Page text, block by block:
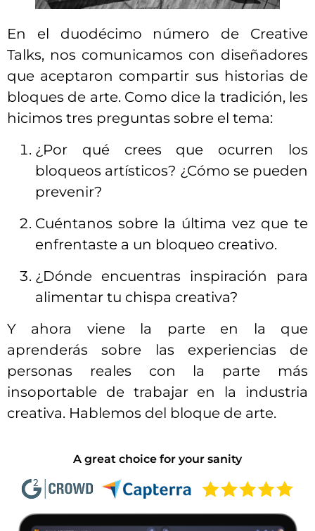
En el duodécimo número de Creative
Talks, nos comunicamos con diseñadores
que aceptaron compartir sus historias de
bloques de arte. Como dice la tradición, les
hicimos tres preguntas sobre el tema:
¿Por qué crees que ocurren los
bloqueos artísticos? ¿Cómo se pueden
prevenir?
Cuéntanos sobre la última vez que te
enfrentaste a un bloqueo creativo.
¿Dónde encuentras inspiración para
alimentar tu chispa creativa?
Y ahora viene la parte en la que
aprenderás sobre las experiencias de
personas reales con la parte más
insoportable de trabajar en la industria
creativa. Hablemos del bloque de arte.
A great choice for your sanity